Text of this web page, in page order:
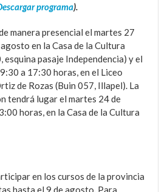
programa).
manera presencial el martes 27
en la Casa de la Cultura
esquina pasaje Independencia) y el
a 17:30 horas, en el Liceo
de Rozas (Buin 057, Illapel). La
tendrá lugar el martes 24 de
horas, en la Casa de la Cultura
en los cursos de la provincia
hasta el 9 de agosto. Para